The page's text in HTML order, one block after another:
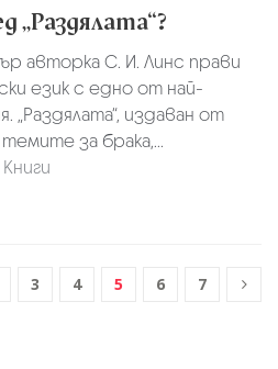
„Раздялата“?
авторка С. И. Линс прави
език с едно от най-
„Раздялата“, издаван от
за брака,...
Книги
3 4 5 6 7